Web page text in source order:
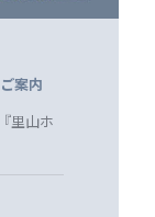
案内
里山ホ